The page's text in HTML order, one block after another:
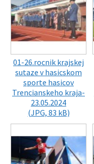
01-26.rocnik krajskej
sutaze v hasicskom
sporte hasicov
Trencianskeho kraja-
23.05.2024
(JPG, 83 kB)